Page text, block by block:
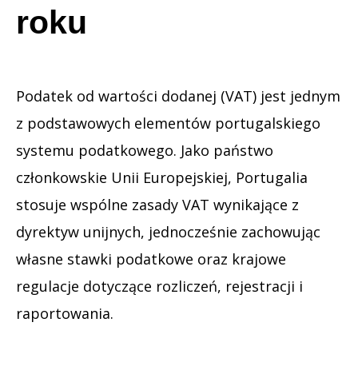
roku
Podatek od wartości dodanej (VAT) jest jednym
z podstawowych elementów portugalskiego
systemu podatkowego. Jako państwo
członkowskie Unii Europejskiej, Portugalia
stosuje wspólne zasady VAT wynikające z
dyrektyw unijnych, jednocześnie zachowując
własne stawki podatkowe oraz krajowe
regulacje dotyczące rozliczeń, rejestracji i
raportowania.